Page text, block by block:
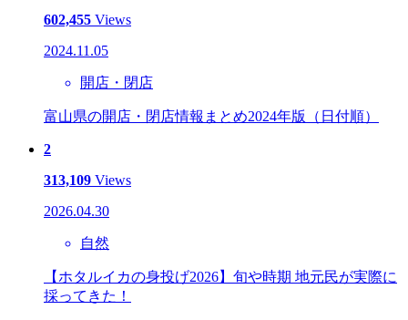
602,455 Views
2024.11.05
開店・閉店
富山県の開店・閉店情報まとめ2024年版（日付順）
2
313,109 Views
2026.04.30
自然
【ホタルイカの身投げ2026】旬や時期 地元民が実際に
採ってきた！